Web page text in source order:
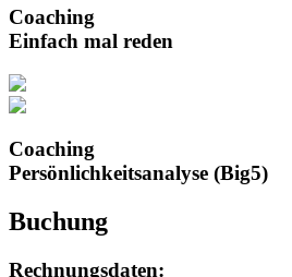
Coaching
Einfach mal reden
Coaching
Persönlichkeitsanalyse (Big5)
Buchung
Rechnungsdaten: